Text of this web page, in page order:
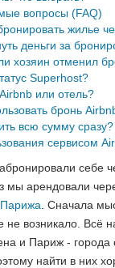
вопросы (FAQ)
жилье
деньги за
хозяин отменил
Superhost?
или отель?
бронь
всю сумму сразу?
сервисом
себе
мы арендовали
Парижа . Сначала
не возникало. Всё
и Париж - города
найти в них